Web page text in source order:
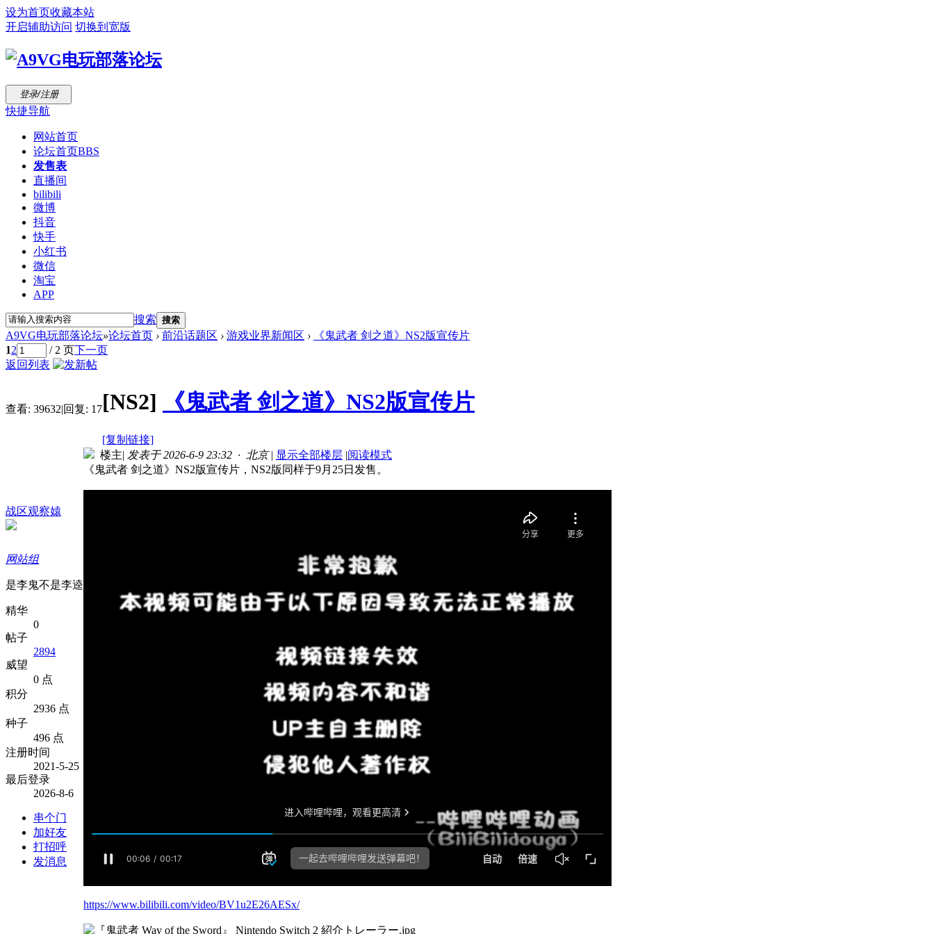
设为首页收藏本站
开启辅助访问 切换到宽版
登录/注册
快捷导航
网站首页
论坛首页BBS
发售表
直播间
bilibili
微博
抖音
快手
小红书
微信
淘宝
APP
搜索 搜索
A9VG电玩部落论坛»论坛首页 › 前沿话题区 › 游戏业界新闻区 ›
《鬼武者 剑之道》NS2版宣传片
12 / 2 页下一页
返回列表
查看: 39632|回复: 17[NS2] 《鬼武者 剑之道》NS2版宣传片
[复制链接]
战区观察媴
网站组
是李鬼不是李逵
精华
0
帖子
2894
威望
0 点
积分
2936 点
种子
496 点
注册时间
2021-5-25
最后登录
2026-8-6
串个门
加好友
打招呼
发消息
楼主| 发表于 2026-6-9 23:32 · 北京 | 显示全部楼层 |阅读模式
《鬼武者 剑之道》NS2版宣传片，NS2版同样于9月25日发售。
https://www.bilibili.com/video/BV1u2E26AESx/